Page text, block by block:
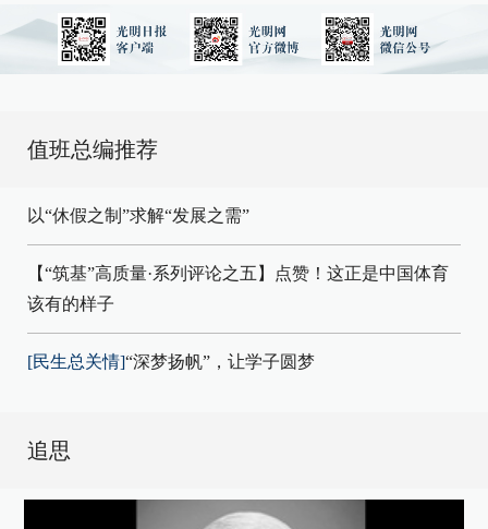
值班总编推荐
以“休假之制”求解“发展之需”
【“筑基”高质量·系列评论之五】点赞！这正是中国体育
该有的样子
[民生总关情]“深梦扬帆”，让学子圆梦
追思